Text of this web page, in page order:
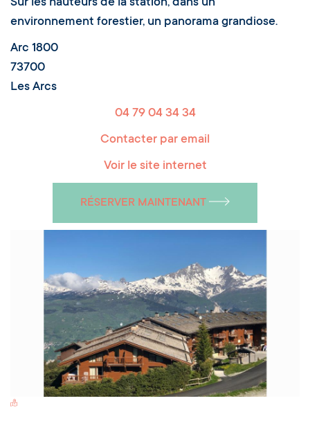
environnement forestier, un panorama grandiose.
Arc 1800
73700
Les Arcs
04 79 04 34 34
Contacter par email
Voir le site internet
RÉSERVER MAINTENANT
Switch Carte/Photos